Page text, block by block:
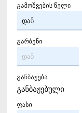
გამოშვების წელი
გარბენი
განბაჟება
განბაჟებული
ფასი